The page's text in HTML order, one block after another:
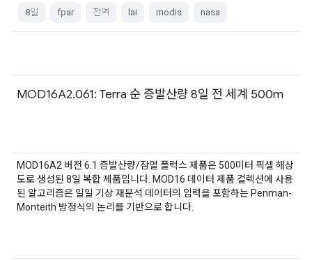
8일 fpar 전역 lai modis nasa
MOD16A2.061: Terra 순 증발산량 8일 전 세계 500m
MOD16A2 버전 6.1 증발산량/잠열 플럭스 제품은 500미터 픽셀 해상
도로 생성된 8일 복합 제품입니다. MOD16 데이터 제품 컬렉션에 사용
된 알고리즘은 일일 기상 재분석 데이터의 입력을 포함하는 Penman-
Monteith 방정식의 논리를 기반으로 합니다.